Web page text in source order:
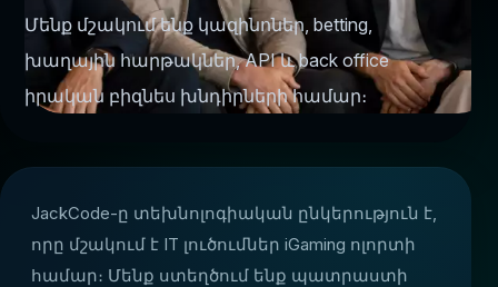
Մենք մշակում ենք կազինոներ, betting,
խաղային հարթակներ, API և back office
իրական բիզնես խնդիրների համար։
JackCode-ը տեխնոլոգիական ընկերություն է,
որը մշակում է IT լուծումներ iGaming ոլորտի
համար։ Մենք ստեղծում ենք պատրաստի